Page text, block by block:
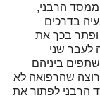
הרבני,
בדרכים
ופתר בכך את
לעבר שני
ביניהם
שהרפואה לא
הרבני לפתור את